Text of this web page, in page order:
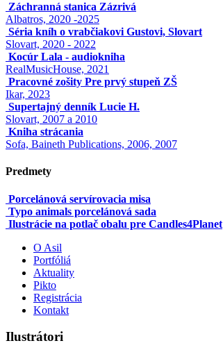
Záchranná stanica Zázrivá
Albatros, 2020 -2025
Séria kníh o vrabčiakovi Gustovi, Slovart
Slovart, 2020 - 2022
Kocúr Lala - audiokniha
RealMusicHouse, 2021
Pracovné zošity Pre prvý stupeň ZŠ
Ikar, 2023
Supertajný denník Lucie H.
Slovart, 2007 a 2010
Kniha strácania
Sofa, Baineth Publications, 2006, 2007
Predmety
Porcelánová servírovacia misa
Typo animals porcelánová sada
Ilustrácie na potlač obalu pre Candles4Planet
O Asil
Portfóliá
Aktuality
Pikto
Registrácia
Kontakt
Ilustrátori